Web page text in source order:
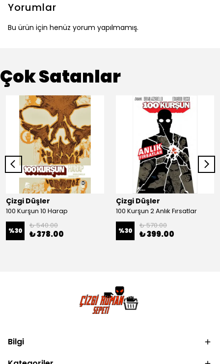
Yorumlar
Bu ürün için henüz yorum yapılmamış.
Çok Satanlar
Çizgi Düşler
100 Kurşun 10 Harap
%30
₺ 540.00
₺ 378.00
Çizgi Düşler
100 Kurşun 2 Anlık Fırsatlar
%30
₺ 570.00
₺ 399.00
Bilgi